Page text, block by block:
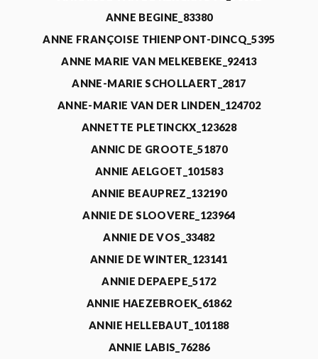
ANNE BEGINE_83380
ANNE FRANÇOISE THIENPONT-DINCQ_5395
ANNE MARIE VAN MELKEBEKE_92413
ANNE-MARIE SCHOLLAERT_2817
ANNE-MARIE VAN DER LINDEN_124702
ANNETTE PLETINCKX_123628
ANNIC DE GROOTE_51870
ANNIE AELGOET_101583
ANNIE BEAUPREZ_132190
ANNIE DE SLOOVERE_123964
ANNIE DE VOS_33482
ANNIE DE WINTER_123141
ANNIE DEPAEPE_5172
ANNIE HAEZEBROEK_61862
ANNIE HELLEBAUT_101188
ANNIE LABIS_76286